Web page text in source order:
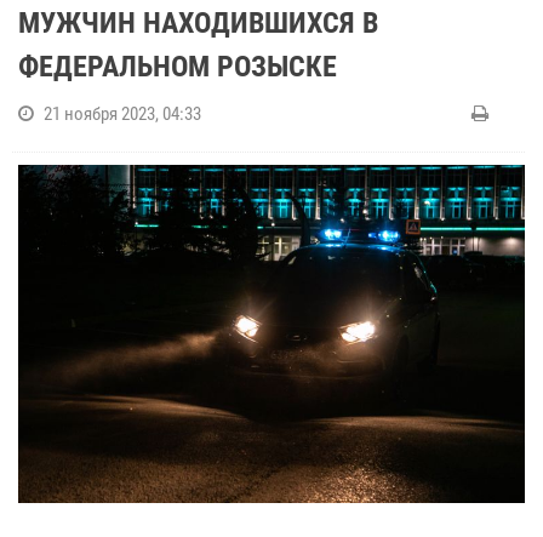
МУЖЧИН НАХОДИВШИХСЯ В
ФЕДЕРАЛЬНОМ РОЗЫСКЕ
21 ноября 2023, 04:33